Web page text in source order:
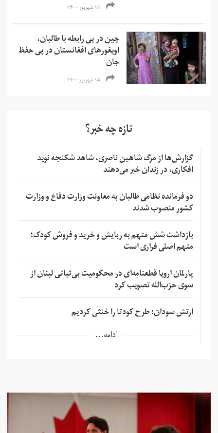
۱۸ شهریور ۱۴۰۰
چین در پی رابطه با طالبان،
اویغورهای افغانستان در پی حفظ
جان
۱۵ شهریور ۱۴۰۰
تازه چه خبر؟
گزارش‌ها از مرگ شاهین ناصری، شاهد شکنجه نوید
افکاری، در زندان خبر می‌دهند
دو فرمانده نظامی طالبان به معاونت وزارت دفاع و وزارت
کشور منصوب شدند
بازداشت شش متهم به ربایش و خرید و فروش کودک؛
متهم اصلی فراری است
پارلمان اروپا قطعنامه‌ای در محکومیت بی‌ثباتی لبنان از
سوی حزب‌الله تصویب کرد
ارتش سودان: طرح کودتا را خنثی کردیم
ادامه...